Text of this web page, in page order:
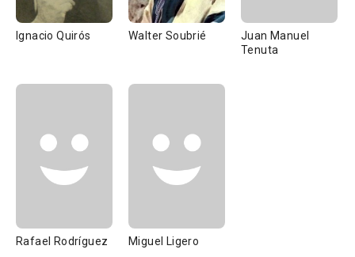
Ignacio Quirós Walter Soubrié
Juan Manuel
Tenuta
Rafael Rodríguez Miguel Ligero